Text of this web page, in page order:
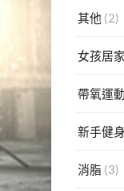
其他 (2)
女孩居
帶氧運
新手健
消脂 (3)